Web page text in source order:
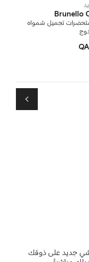
Brunello
تجميل شمواه
التالي
جديد على ذوقك